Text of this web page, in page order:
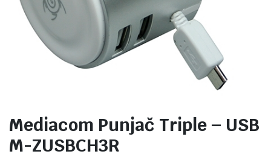
Mediacom Punjač Triple – USB
M-ZUSBCH3R